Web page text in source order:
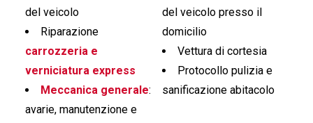
del veicolo
Riparazione
carrozzeria e
verniciatura express
Meccanica generale:
avarie, manutenzione e
del veicolo presso il
domicilio
Vettura di cortesia
Protocollo pulizia e
sanificazione abitacolo